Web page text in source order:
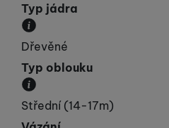
Typ jádra
Materiál, ze kterého je
Dřevěné
Typ oblouku
Přibližná velikost
Střední (14-17m)